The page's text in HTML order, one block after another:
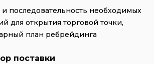
последовательность необходимых
для открытия торговой точки,
план ребрейдинга
поставки